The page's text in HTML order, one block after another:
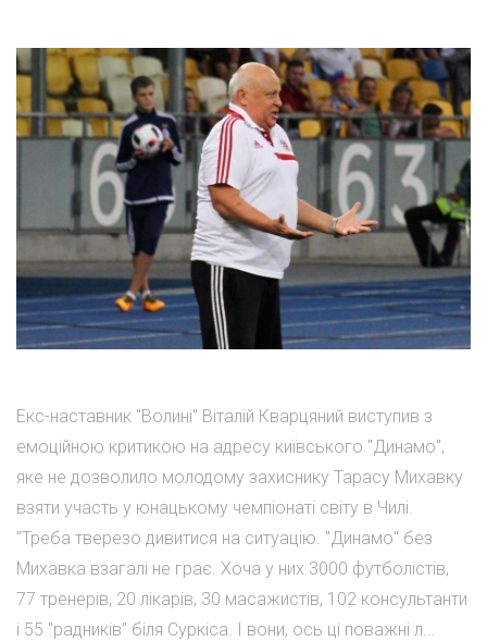
Екс-наставник "Волині" Віталій Кварцяний виступив з
емоційною критикою на адресу київського "Динамо",
яке не дозволило молодому захиснику Тарасу Михавку
взяти участь у юнацькому чемпіонаті світу в Чилі.
"Треба тверезо дивитися на ситуацію. "Динамо" без
Михавка взагалі не грає. Хоча у них 3000 футболістів,
77 тренерів, 20 лікарів, 30 масажистів, 102 консультанти
і 55 "радників" біля Суркіса. І вони, ось ці поважні л...